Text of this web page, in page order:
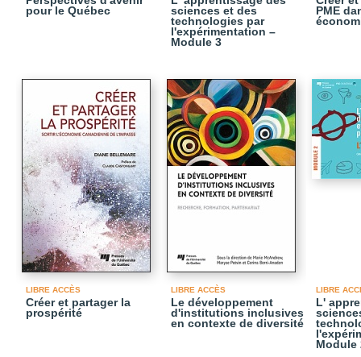
pour le Québec
sciences et des
technologies par
l'expérimentation –
Module 3
PME
LIBRE ACCÈS
Créer et partager la
prospérité
LIBRE ACCÈS
Le développement
d'institutions inclusives
en contexte de diversité
LIBRE
L'
Module